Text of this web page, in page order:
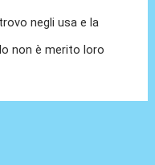
negli usa e la
non è merito loro